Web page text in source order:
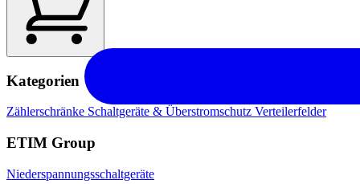
Kategorien
Zählerschränke Schaltgeräte & Überstromschutz Verteilerfelder
ETIM Group
Niederspannungsschaltgeräte